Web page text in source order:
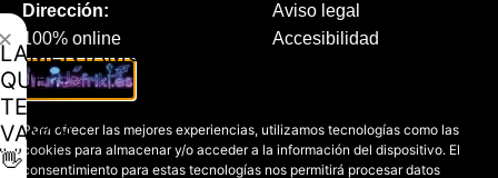
Para ofrecer las mejores experiencias, utilizamos tecnologías como las
cookies para almacenar y/o acceder a la información del dispositivo. El
consentimiento para estas tecnologías nos permitirá procesar datos
Dirección:
100% online
Manresa (08241), Barcelona
Chat Whatsapp (solo texto):
+34 689 800 662
Aviso legal
Accesibilidad
Política de privacidad
LAMENTAMOS
QUE
TE
VAYAS
👋